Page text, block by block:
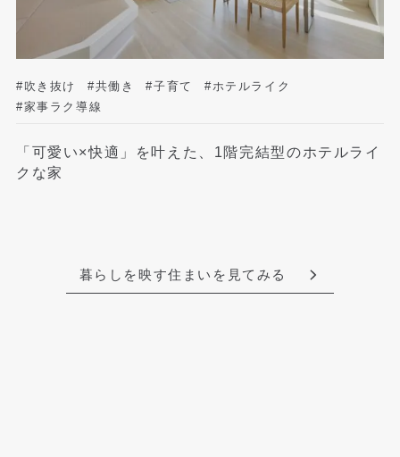
#吹き抜け #共働き #子育て
#ホテルライク
#家事ラク導線
「可愛い×快適」を叶えた、1階完結型のホテルライ
クな家
暮らしを映す住まいを見てみる